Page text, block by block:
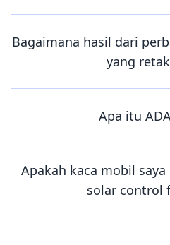
Bagaimana hasil dari
yang
Apa itu
Apakah kaca mobil
solar control